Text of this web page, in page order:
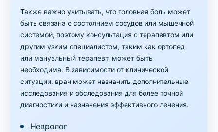
Также важно учитывать, что головная боль может
быть связана с состоянием сосудов или мышечной
системой, поэтому консультация с терапевтом или
другим узким специалистом, таким как ортопед
или мануальный терапевт, может быть
необходима. В зависимости от клинической
ситуации, врач может назначить дополнительные
исследования и обследования для более точной
диагностики и назначения эффективного лечения.
Невролог